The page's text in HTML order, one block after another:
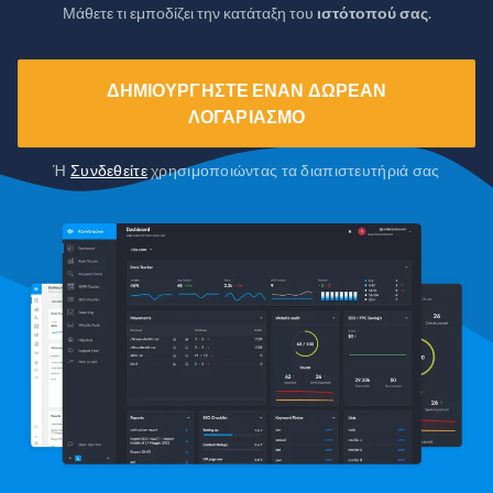
Μάθετε τι εμποδίζει την κατάταξη του ιστότοπού σας.
ΔΗΜΙΟΥΡΓΉΣΤΕ ΈΝΑΝ ΔΩΡΕΆΝ
ΛΟΓΑΡΙΑΣΜΌ
ΉΣυνδεθείτεχρησιμοποιώντας τα διαπιστευτήριά σας